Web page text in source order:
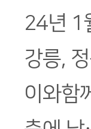
24년 1
강릉,
이와함